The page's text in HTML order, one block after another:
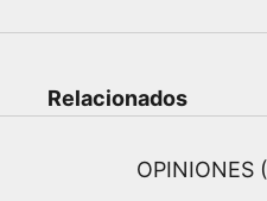
Relacionados
OPINIONES (